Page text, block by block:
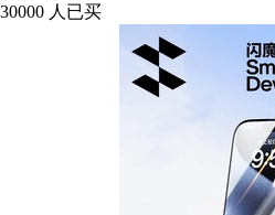
30000 人已买